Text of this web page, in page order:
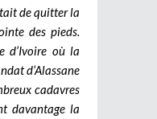
de quitter la
des pieds.
d’Ivoire où la
d’Alassane
cadavres
davantage la